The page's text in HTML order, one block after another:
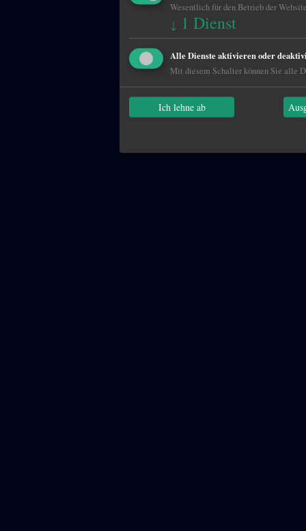
Wesentlich für den Betrieb der
↓ 1 Dienst
Alle Dienste aktivieren oder
Mit diesem Schalter können Sie alle
Ich lehne ab